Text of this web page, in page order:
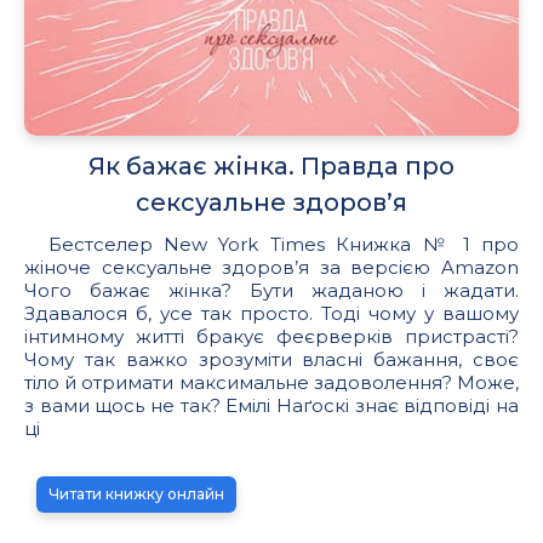
Як бажає жінка. Правда про
сексуальне здоров’я
Бестселер New York Times Книжка № 1 про
жіноче сексуальне здоров’я за версією Amazon
Чого бажає жінка? Бути жаданою і жадати.
Здавалося б, усе так просто. Тоді чому у вашому
інтимному житті бракує феєрверків пристрасті?
Чому так важко зрозуміти власні бажання, своє
тіло й отримати максимальне задоволення? Може,
з вами щось не так? Емілі Наґоскі знає відповіді на
ці
Читати книжку онлайн